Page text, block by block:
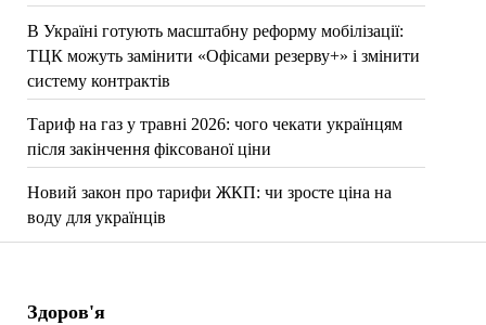
В Україні готують масштабну реформу мобілізації:
ТЦК можуть замінити «Офісами резерву+» і змінити
систему контрактів
Тариф на газ у травні 2026: чого чекати українцям
після закінчення фіксованої ціни
Новий закон про тарифи ЖКП: чи зросте ціна на
воду для українців
Здоров'я